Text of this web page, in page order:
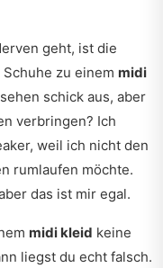
geht, ist die
zu einem midi
schick aus, aber
verbringen? Ich
weil ich nicht den
rumlaufen möchte.
das ist mir egal.
midi kleid keine
liegst du echt falsch.